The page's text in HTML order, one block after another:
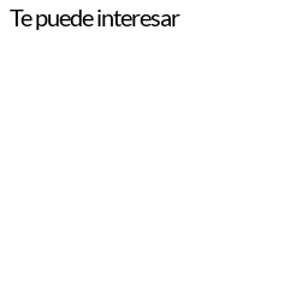
Te puede interesar